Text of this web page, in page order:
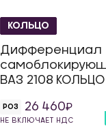
КОЛЬЦО
Дифференциал
ВАЗ 2108 КОЛЬЦО
РОЗ 26 460
НЕ ВКЛЮЧАЕТ НДС